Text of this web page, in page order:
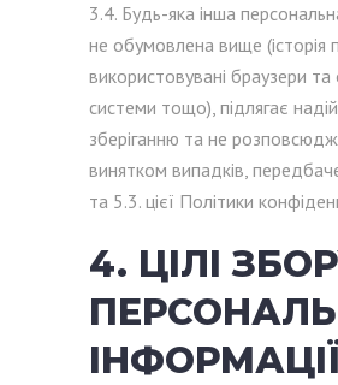
3.4. Будь-яка інша
не обумовлена ​​вище (історія
використовувані браузери та
системи тощо), підлягає
зберіганню та не
винятком випадків,
та 5.3. цієї Політики
4. ЦІЛІ
ІНФОРМАЦІЇ